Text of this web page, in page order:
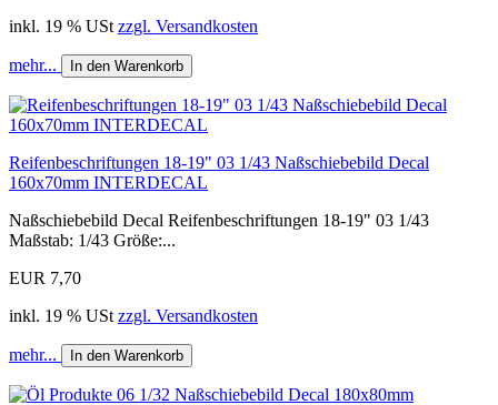
inkl. 19 % USt zzgl. Versandkosten
mehr... In den Warenkorb
Reifenbeschriftungen 18-19" 03 1/43 Naßschiebebild Decal
160x70mm INTERDECAL
Naßschiebebild Decal Reifenbeschriftungen 18-19" 03 1/43
Maßstab: 1/43 Größe:...
EUR 7,70
inkl. 19 % USt zzgl. Versandkosten
mehr... In den Warenkorb